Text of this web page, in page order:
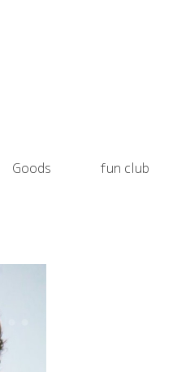
Goods fun club